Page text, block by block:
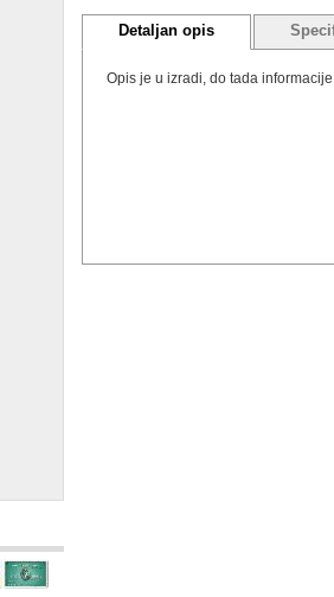
Detaljan opis
Opis je u izradi, do tada